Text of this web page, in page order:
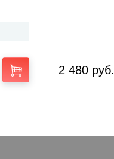
2 480 руб.